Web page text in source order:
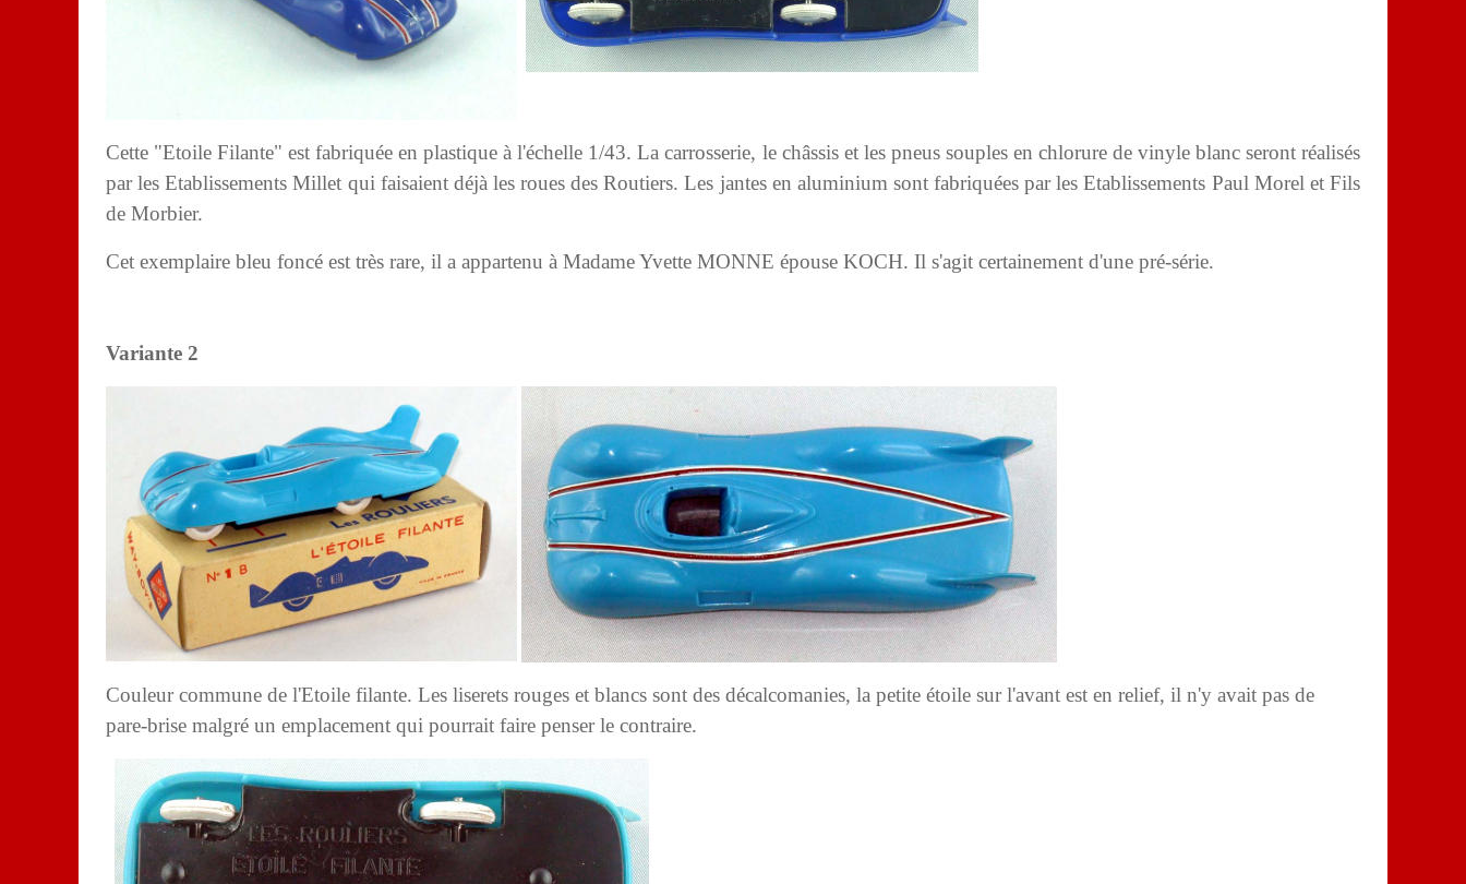
Cette "Etoile Filante" est fabriquée en plastique à l'échelle 1/43. La carrosserie, le châssis et les pneus souples en chlorure de vinyle blanc seront réalisés
par les Etablissements Millet qui faisaient déjà les roues des Routiers. Les jantes en aluminium sont fabriquées par les Etablissements Paul Morel et Fils
de Morbier.
Cet exemplaire bleu foncé est très rare, il a appartenu à Madame Yvette MONNE épouse KOCH. Il s'agit certainement d'une pré-série.
Variante 2
Couleur commune de l'Etoile filante. Les liserets rouges et blancs sont des décalcomanies, la petite étoile sur l'avant est en relief, il n'y avait pas de
pare-brise malgré un emplacement qui pourrait faire penser le contraire.